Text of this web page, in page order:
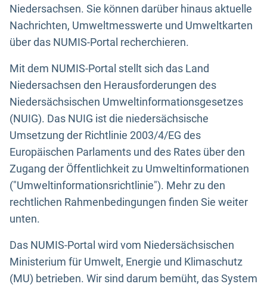
Niedersachsen. Sie können darüber hinaus aktuelle
Nachrichten, Umweltmesswerte und Umweltkarten
über das NUMIS-Portal recherchieren.
Mit dem NUMIS-Portal stellt sich das Land
Niedersachsen den Herausforderungen des
Niedersächsischen Umweltinformationsgesetzes
(NUIG). Das NUIG ist die niedersächsische
Umsetzung der Richtlinie 2003/4/EG des
Europäischen Parlaments und des Rates über den
Zugang der Öffentlichkeit zu Umweltinformationen
("Umweltinformationsrichtlinie"). Mehr zu den
rechtlichen Rahmenbedingungen finden Sie weiter
unten.
Das NUMIS-Portal wird vom Niedersächsischen
Ministerium für Umwelt, Energie und Klimaschutz
(MU) betrieben. Wir sind darum bemüht, das System